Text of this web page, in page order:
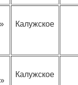
Калужское
Калужское